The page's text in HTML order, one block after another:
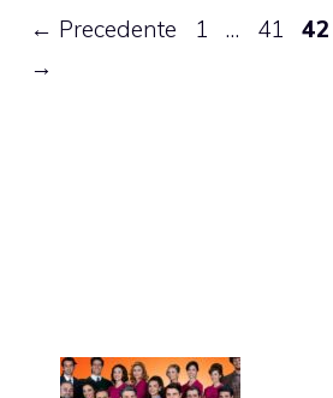
← Precedente Pagina
1 … Pagina
41 42
→